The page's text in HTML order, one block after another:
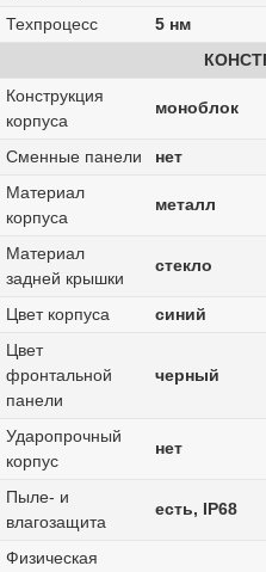
Техпроцесс
5 нм
Конструкция
корпуса
моноблок
Сменные панели
нет
Материал
корпуса
металл
Материал
задней крышки
стекло
Цвет корпуса
синий
Цвет
фронтальной
панели
черный
Ударопрочный
корпус
нет
Пыле- и
влагозащита
есть, IP68
Физическая